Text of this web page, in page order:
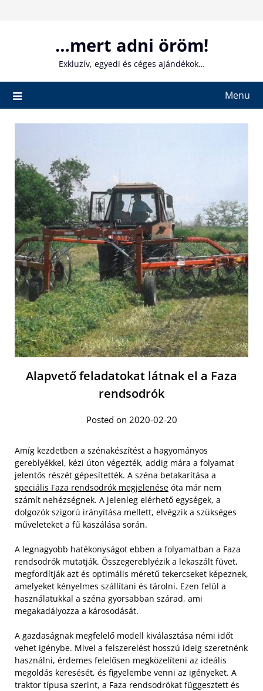
…mert adni öröm!
Exkluzív, egyedi és céges ajándékok…
Menu
Alapvető feladatokat látnak el a Faza
rendsodrók
Posted on 2020-02-20
Amíg kezdetben a szénakészítést a hagyományos
gereblyékkel, kézi úton végezték, addig mára a folyamat
jelentős részét gépesítették. A széna betakarítása a
speciális Faza rendsodrók megjelenése óta már nem
számít nehézségnek. A jelenleg elérhető egységek, a
dolgozók szigorú irányítása mellett, elvégzik a szükséges
műveleteket a fű kaszálása során.
A legnagyobb hatékonyságot ebben a folyamatban a Faza
rendsodrók mutatják. Összegereblyézik a lekaszált füvet,
megfordítják azt és optimális méretű tekercseket képeznek,
amelyeket kényelmes szállítani és tárolni. Ezen felül a
használatukkal a széna gyorsabban szárad, ami
megakadályozza a károsodását.
A gazdaságnak megfelelő modell kiválasztása némi időt
vehet igénybe. Mivel a felszerelést hosszú ideig szeretnénk
használni, érdemes felelősen megközelíteni az ideális
megoldás keresését, és figyelembe venni az igényeket. A
traktor típusa szerint, a Faza rendsodrókat függesztett és